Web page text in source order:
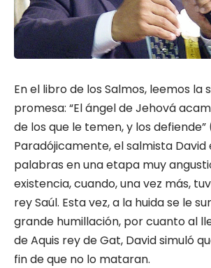
En el libro de los Salmos, leemos la
promesa: “El ángel de Jehová
de los que le temen, y los defiende”
Paradójicamente, el salmista David
palabras en una etapa muy
existencia, cuando, una vez más,
rey Saúl. Esta vez, a la huida se le
grande humillación, por cuanto al
de Aquis rey de Gat, David simuló
fin de que no lo mataran.